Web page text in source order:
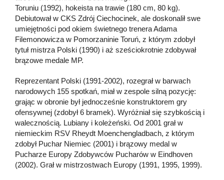
Toruniu (1992), hokeista na trawie (180 cm, 80 kg).
Debiutował w CKS Zdrój Ciechocinek, ale doskonalił swe
umiejętności pod okiem świetnego trenera Adama
Filemonowicza w Pomorzaninie Toruń, z którym zdobył
tytuł mistrza Polski (1990) i aż sześciokrotnie zdobywał
brązowe medale MP.
Reprezentant Polski (1991-2002), rozegrał w barwach
narodowych 155 spotkań, miał w zespole silną pozycję:
grając w obronie był jednocześnie konstruktorem gry
ofensywnej (zdobył 6 bramek). Wyróżniał się szybkością i
walecznością. Lubiany i koleżeński. Od 2001 grał w
niemieckim RSV Rheydt Moenchengladbach, z którym
zdobył Puchar Niemiec (2001) i brązowy medal w
Pucharze Europy Zdobywców Pucharów w Eindhoven
(2002). Grał w mistrzostwach Europy (1991, 1995, 1999).